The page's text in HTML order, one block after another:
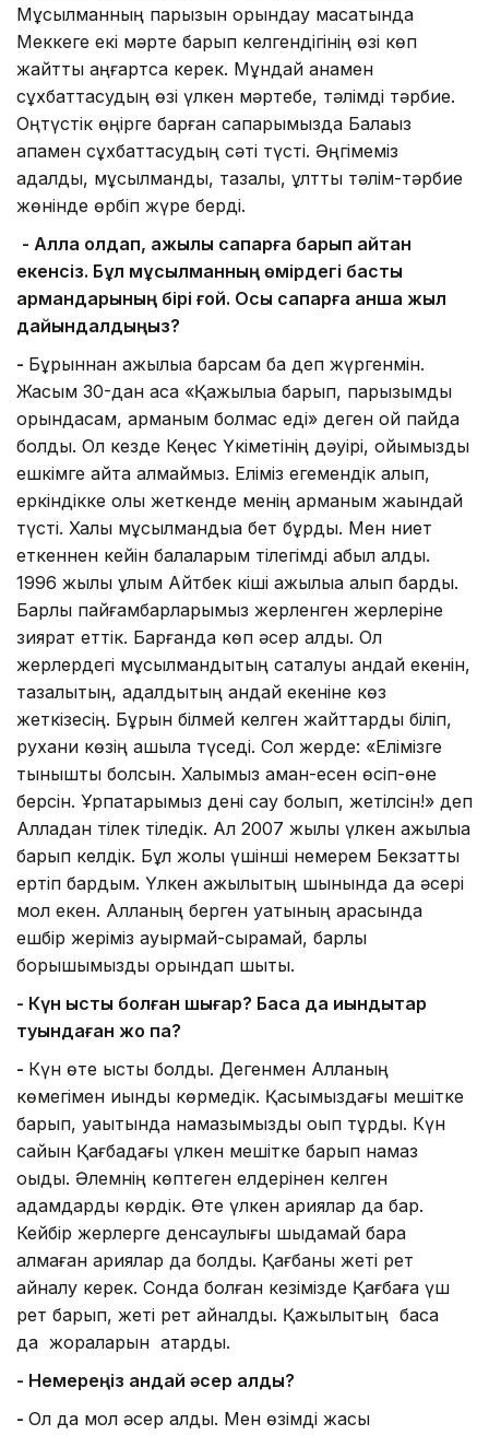
Мұсылманның парызын орындау мақсатында
Меккеге екі мәрте барып келгендігінің өзі көп
жайтты аңғартса керек. Мұндай анамен
сұхбаттасудың өзі үлкен мәртебе, тәлімді тәрбие.
Оңтүстік өңірге барған сапарымызда Балақыз
апамен сұхбаттасудың сәті түсті. Әңгімеміз
адалдық, мұсылмандық, тазалық, ұлттық тәлім-тәрбие
жөнінде өрбіп жүре берді.
- Алла қолдап, қажылық сапарға барып қайтқан
екенсіз. Бұл мұсылманның өмірдегі басты
армандарының бірі ғой. Осы сапарға қанша жыл
дайындалдыңыз?
- Бұрыннан қажылыққа барсам ба деп жүргенмін.
Жасым 30-дан аса «Қажылыққа барып, парызымды
орындасам, арманым болмас еді» деген ой пайда
болды. Ол кезде Кеңес Үкіметінің дәуірі, ойымызды
ешкімге айта алмаймыз. Еліміз егемендік алып,
еркіндікке қолы жеткенде менің арманым жақындай
түсті. Халық мұсылмандыққа бет бұрды. Мен ниет
еткеннен кейін балаларым тілегімді қабыл алды.
1996 жылы ұлым Айтбек кіші қажылыққа алып барды.
Барлық пайғамбарларымыз жерленген жерлеріне
зиярат еттік. Барғанда көп әсер алдық. Ол
жерлердегі мұсылмандықтың сақталуы қандай екенін,
тазалықтың, адалдықтың қандай екеніне көз
жеткізесің. Бұрын білмей келген жайттарды біліп,
рухани көзің ашыла түседі. Сол жерде: «Елімізге
тыныштық болсын. Халқымыз аман-есен өсіп-өне
берсін. Ұрпақтарымыз дені сау болып, жетілсін!» деп
Алладан тілек тіледік. Ал 2007 жылы үлкен қажылыққа
барып келдік. Бұл жолы үшінші немерем Бекзатты
ертіп бардым. Үлкен қажылықтың шынында да әсері
мол екен. Алланың берген қуатының арқасында
ешбір жеріміз ауырмай-сырқамай, барлық
борышымызды орындап шықтық.
- Күн ыстық болған шығар? Басқа да қиындықтар
туындаған жоқ па?
- Күн өте ыстық болды. Дегенмен Алланың
көмегімен қиындық көрмедік. Қасымыздағы мешітке
барып, уақытында намазымызды оқып тұрдық. Күн
сайын Қағбадағы үлкен мешітке барып намаз
оқыдық. Әлемнің көптеген елдерінен келген
адамдарды көрдік. Өте үлкен қариялар да бар.
Кейбір жерлерге денсаулығы шыдамай бара
алмаған қариялар да болды. Қағбаны жеті рет
айналу керек. Сонда болған кезімізде Қағбаға үш
рет барып, жеті рет айналдық. Қажылықтың басқа
да жораларын атқардық.
- Немереңіз қандай әсер алды?
- Ол да мол әсер алды. Мен өзімді жақсы